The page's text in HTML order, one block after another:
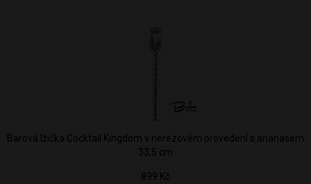
Barová lžička Cocktail Kingdom v nerezovém provedení s ananasem
33,5 cm
899 Kč